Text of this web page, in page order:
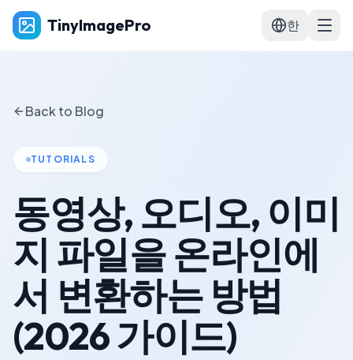
TinyImagePro 한
Back to Blog
TUTORIALS
동영상, 오디오, 이미
지 파일을 온라인에
서 변환하는 방법
(2026 가이드)